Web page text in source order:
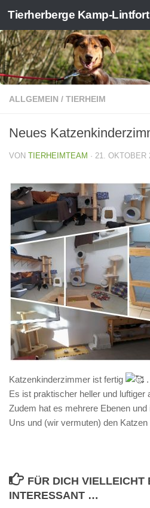
Zum Inhalt springen
ALLGEMEIN / TIERHEIM
Neues
VON TIERHEIMTEAM · 21. OKTOBER
Katzenkinderzimmer ist fertig
.
Es ist praktischer heller und luftiger
Zudem hat es mehrere Ebenen und
Uns und (wir vermuten) den Katzen
FÜR DICH VIELLEICHT
INTERESSANT …